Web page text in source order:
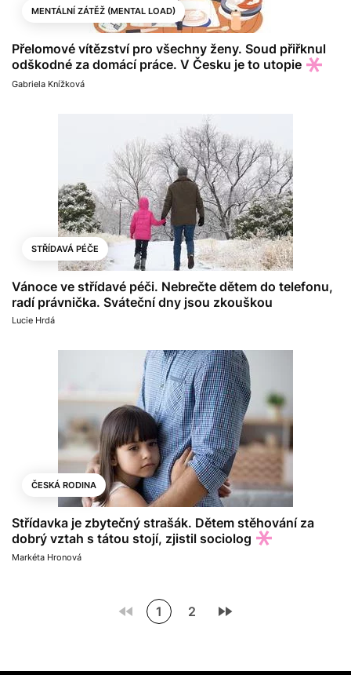
MENTÁLNÍ ZÁTĚŽ (MENTAL LOAD)
Přelomové vítězství pro všechny ženy. Soud přiřknul
odškodné za domácí práce. V Česku je to utopie
Gabriela Knížková
STŘÍDAVÁ PÉČE
Vánoce ve střídavé péči. Nebrečte dětem do telefonu,
radí právnička. Sváteční dny jsou zkouškou
Lucie Hrdá
ČESKÁ RODINA
Střídavka je zbytečný strašák. Dětem stěhování za
dobrý vztah s tátou stojí, zjistil sociolog
Markéta Hronová
1 2